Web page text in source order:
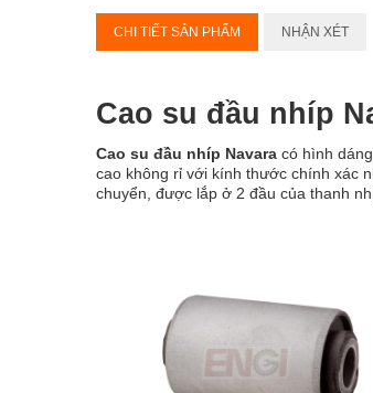
CHI TIẾT SẢN PHẨM NHẬN XÉT
Cao su đầu nhíp
Cao su đầu nhíp Navara có hình
cao không rỉ với kính thước chính xác
chuyển, được lắp ở 2 đầu của thanh